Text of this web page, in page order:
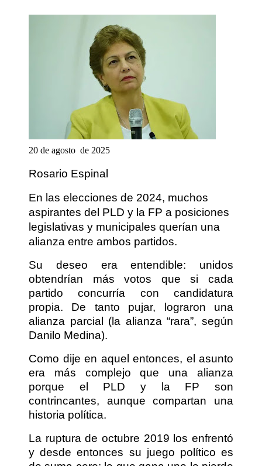
20 de agosto de 2025
Rosario Espinal
En las elecciones de 2024, muchos
aspirantes del PLD y la FP a posiciones
legislativas y municipales querían una
alianza entre ambos partidos.
Su deseo era entendible: unidos
obtendrían más votos que si cada
partido concurría con candidatura
propia. De tanto pujar, lograron una
alianza parcial (la alianza “rara”, según
Danilo Medina).
Como dije en aquel entonces, el asunto
era más complejo que una alianza
porque el PLD y la FP son
contrincantes, aunque compartan una
historia política.
La ruptura de octubre 2019 los enfrentó
y desde entonces su juego político es